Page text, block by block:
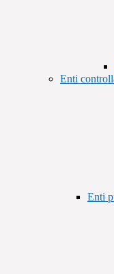
Enti
Enti